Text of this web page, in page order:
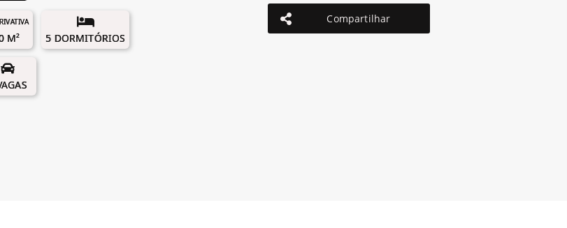
M² 5 DORMITÓRIOS
Compartilhar